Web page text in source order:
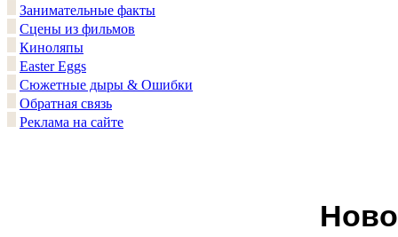
Занимательные факты
Сцены из фильмов
Киноляпы
Easter Eggs
Сюжетные дыры & Ошибки
Обратная связь
Реклама на сайте